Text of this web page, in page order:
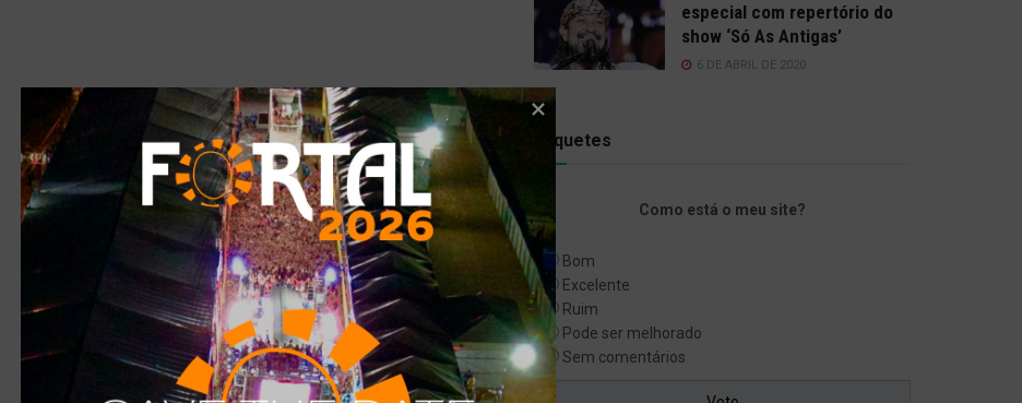
especial com repertório do
show ‘Só As Antigas’
6 DE ABRIL DE 2020
Enquetes
Como está o meu site?
Bom
Excelente
Ruim
Pode ser melhorado
Sem comentários